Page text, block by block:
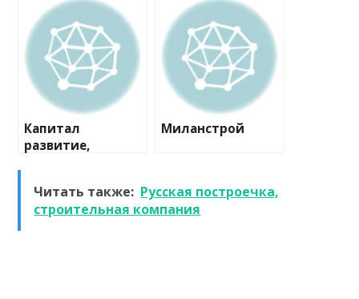
компания
Капитал
развитие,
Миланстрой
Читать также: Русская построечка,
строительная компания